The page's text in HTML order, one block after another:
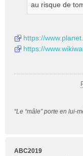
au risque de
https://
https://
“Le “mâle” porte en lui-
ABC2019